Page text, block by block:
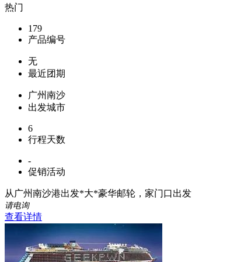
热门
179
产品编号
无
最近团期
广州南沙
出发城市
6
行程天数
-
促销活动
从广州南沙港出发*大*豪华邮轮，家门口出发
请电询
查看详情